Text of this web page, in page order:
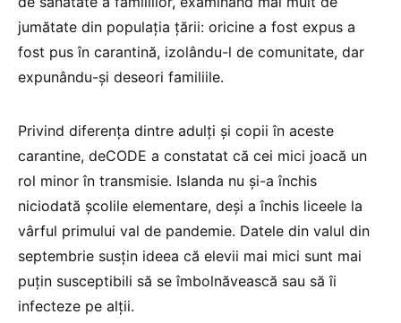
jumătate din populația țării: oricine a fost expus a
fost pus în carantină, izolându-l de comunitate, dar
expunându-și deseori familiile.
Privind diferența dintre adulți și copii în aceste
carantine, deCODE a constatat că cei mici joacă un
rol minor în transmisie. Islanda nu și-a închis
niciodată școlile elementare, deși a închis liceele la
vârful primului val de pandemie. Datele din valul din
septembrie susțin ideea că elevii mai mici sunt mai
puțin susceptibili să se îmbolnăvească sau să îi
infecteze pe alții.